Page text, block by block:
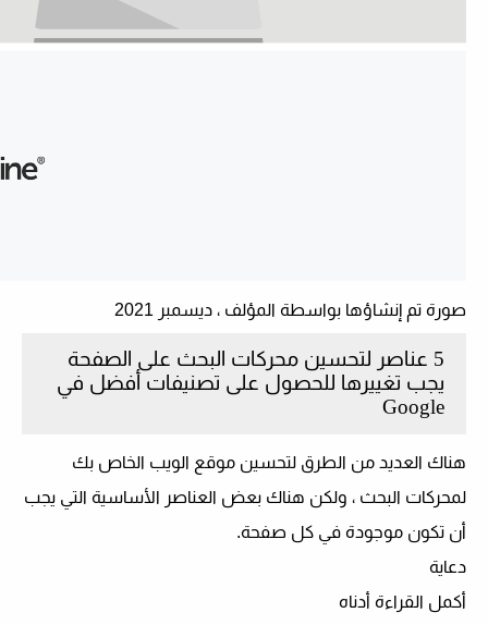
صورة تم إنشاؤها بواسطة المؤلف ، ديسمبر 2021
5 عناصر لتحسين محركات البحث على الصفحة
يجب تغييرها للحصول على تصنيفات أفضل في
Google
هناك العديد من الطرق لتحسين موقع الويب الخاص بك
لمحركات البحث ، ولكن هناك بعض العناصر الأساسية التي يجب
أن تكون موجودة في كل صفحة.
دعاية
أكمل القراءة أدناه